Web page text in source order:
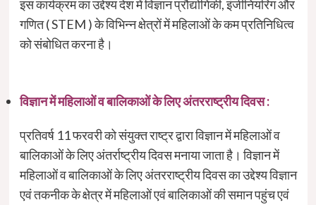
इस कार्यक्रम का उद्देश्य देश में विज्ञान प्रौद्योगिकी, इंजीनियरिंग और
गणित ( STEM ) के विभिन्न क्षेत्रों में महिलाओं के कम प्रतिनिधित्व
को संबोधित करना है।
विज्ञान में महिलाओं व बालिकाओं के लिए अंतरराष्ट्रीय दिवस :
प्रतिवर्ष 11 फरवरी को संयुक्त राष्ट्र द्वारा विज्ञान में महिलाओं व
बालिकाओं के लिए अंतर्राष्ट्रीय दिवस मनाया जाता है। विज्ञान में
महिलाओं व बालिकाओं के लिए अंतरराष्ट्रीय दिवस का उद्देश्य विज्ञान
एवं तकनीक के क्षेत्र में महिलाओं एवं बालिकाओं की समान पहुंच एवं